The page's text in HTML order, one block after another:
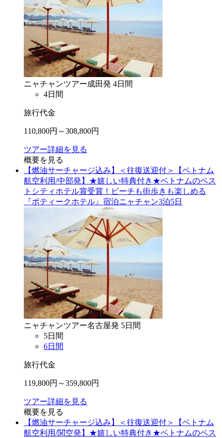
ニャチャンツアー成田発 4日間
4日間
旅行代金
110,800円～308,800円
ツアー詳細を見る
概要を見る
【燃油サーチャージ込み】＜往復送迎付＞【ベトナム
航空利用/中部発】★嬉しい特典付き★ベトナムのベス
トシティホテル賞受賞！ビーチも街歩きも楽しめる
『ポティークホテル』宿泊ニャチャン3泊5日
ニャチャンツアー名古屋発 5日間
5日間
6日間
旅行代金
119,800円～359,800円
ツアー詳細を見る
概要を見る
【燃油サーチャージ込み】＜往復送迎付＞【ベトナム
航空利用/関空発】★嬉しい特典付き★ベトナムのベス